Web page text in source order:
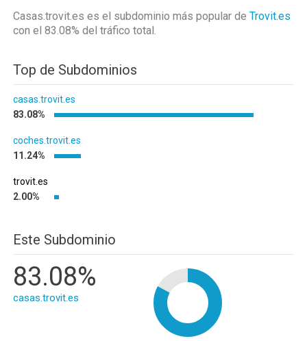
Casas.trovit.es es el subdominio más popular de Trovit.es
con el 83.08% del tráfico total.
Top de Subdominios
casas.trovit.es
83.08%
coches.trovit.es
11.24%
trovit.es
2.00%
Este Subdominio
83.08%
casas.trovit.es